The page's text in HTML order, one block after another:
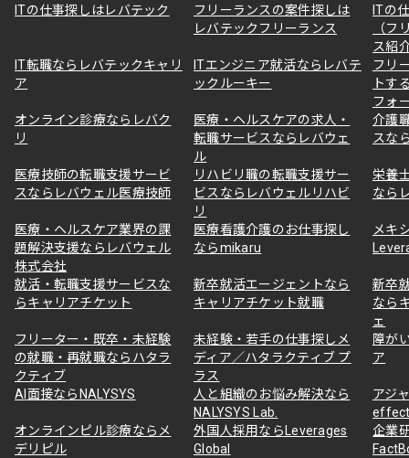
ITの仕事探しはレバテック
フリーランスの案件探しは
レバテックフリーランス
ITの
（フ
ス紹
IT転職ならレバテックキャリ
ア
ITエンジニア就活ならレバテ
ックルーキー
フリ
トす
フォ
オンライン診療ならレバク
リ
医療・ヘルスケアの求人・
転職サービスならレバウェ
ル
介護
スな
医療技師の転職支援サービ
スならレバウェル医療技師
リハビリ職の転職支援サー
ビスならレバウェルリハビ
リ
栄養
なら
医療・ヘルスケア業界の課
題解決支援ならレバウェル
株式会社
医療看護介護のお仕事探し
ならmikaru
メキ
就活・転職支援サービスな
らキャリアチケット
新卒就活エージェントなら
キャリアチケット就職
新卒
なら
ェ
フリーター・既卒・未経験
の就職・再就職ならハタラ
クティブ
未経験・若手の仕事探しメ
ディア／ハタラクティブ プ
ラス
障が
ア
AI面接ならNALYSYS
人と組織のお悩み解決なら
NALYSYS Lab.
アジ
オンラインピル診療ならメ
デリピル
外国人採用ならLeverages
Global
企業